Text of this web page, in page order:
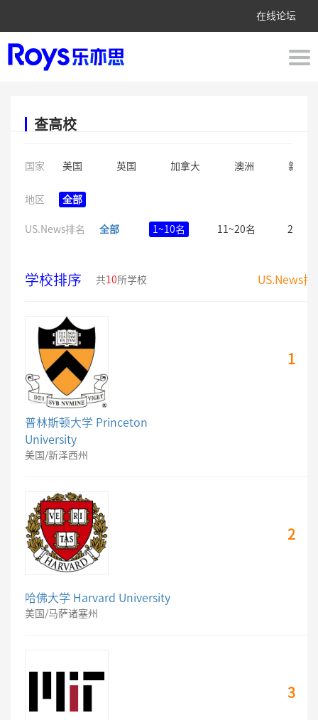
在线论坛
查高校
国家 美国 英国 加拿大 澳洲 新西兰
地区 全部
US.News排名 全部 1~10名 11~20名 21~50
学校排序 共10所学校 US.News排
普林斯顿大学 Princeton
University
美国/新泽西州
1
哈佛大学 Harvard University
美国/马萨诸塞州
2
3